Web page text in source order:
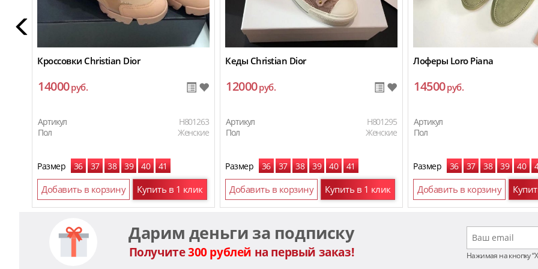
Кроссовки Christian Dior
14000руб.
Артикул
H801263
Пол
Женские
Размер 36 37 38 39 40 41
Добавить в корзину Купить в 1 клик
Кеды Christian Dior
12000руб.
Артикул
H801295
Пол
Женские
Размер 36 37 38 39 40 41
Добавить в корзину Купить в 1 клик
Лоферы Loro Piana
14500руб.
Артикул
Пол
Размер 36 37 38 39 40
Добавить в корзину
Дарим деньги за подписку
Получите300 рублей на первый заказ! Нажимая на кнопку